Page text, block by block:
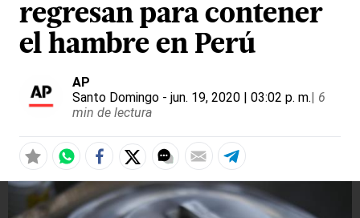
regresan para contener
el hambre en Perú
AP
Santo Domingo - jun. 19, 2020 | 03:02 p. m.| 6
min de lectura